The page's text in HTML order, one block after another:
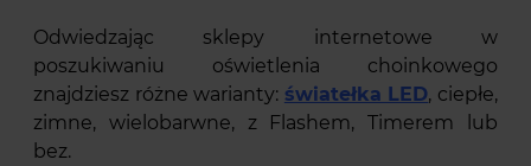
Odwiedzając sklepy internetowe w
poszukiwaniu oświetlenia choinkowego
znajdziesz różne warianty: światełka LED, ciepłe,
zimne, wielobarwne, z Flashem, Timerem lub
bez.